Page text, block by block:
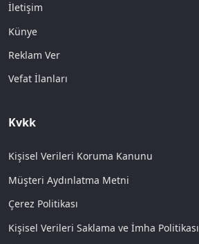
İletişim
Künye
Reklam Ver
Vefat İlanları
Kvkk
Kişisel Verileri Koruma Kanunu
Müşteri Aydınlatma Metni
Çerez Politikası
Kişisel Verileri Saklama ve İmha Politikası